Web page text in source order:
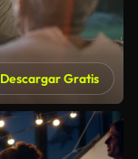
Descargar Gratis